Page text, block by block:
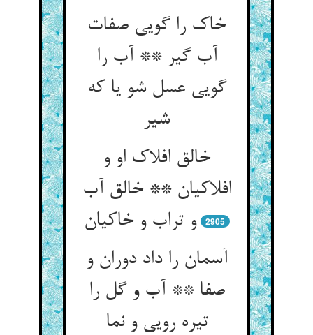
خاک را گویی صفات
آب گیر ** آب را
گویی عسل شو یا که
شیر
خالق افلاک او و
افلاکیان ** خالق آب
و تراب و خاکیان
2905
آسمان را داد دوران و
صفا ** آب و گل را
تیره رویی و نما